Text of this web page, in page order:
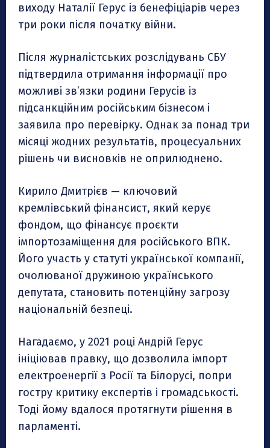
виходу Наталії Герус із бенефіціарів через
три роки після початку війни.
Після журналістських розслідувань СБУ
підтвердила отримання інформації про
можливі зв’язки родини Герусів із
підсанкційним російським бізнесом і
заявила про перевірку. Однак за понад три
місяці жодних результатів, процесуальних
рішень чи висновків не оприлюднено.
Кирило Дмитрієв — ключовий
кремлівський фінансист, який керує
фондом, що фінансує проєкти
імпортозаміщення для російського ВПК.
Його участь у статуті української компанії,
очолюваної дружиною українського
депутата, становить потенційну загрозу
національній безпеці.
Нагадаємо, у 2021 році Андрій Герус
ініціював правку, що дозволила імпорт
електроенергії з Росії та Білорусі, попри
гостру критику експертів і громадськості.
Тоді йому вдалося протягнути рішення в
парламенті.